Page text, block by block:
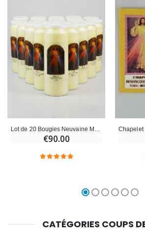
€90.00
CATÉGORIES COUPS